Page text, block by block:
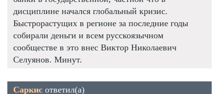
дисциплине начался глобальный кризис.
Быстрорастущих в регионе за последние годы
собирали деньги и всем русскоязычном
сообществе в это внес Виктор Николаевич
Селуянов. Минут.
Саркис ответил(а)